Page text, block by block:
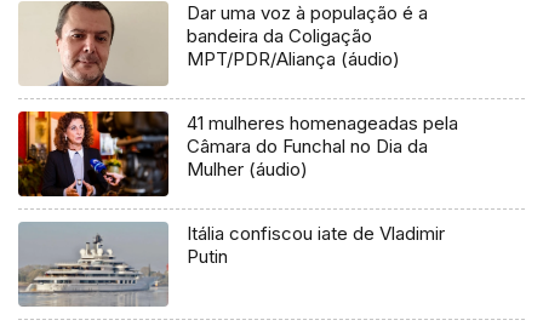
Dar uma voz à população é a
bandeira da Coligação
MPT/PDR/Aliança (áudio)
41 mulheres homenageadas pela
Câmara do Funchal no Dia da
Mulher (áudio)
Itália confiscou iate de Vladimir
Putin